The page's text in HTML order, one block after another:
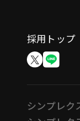
採用トップ
シンプレク